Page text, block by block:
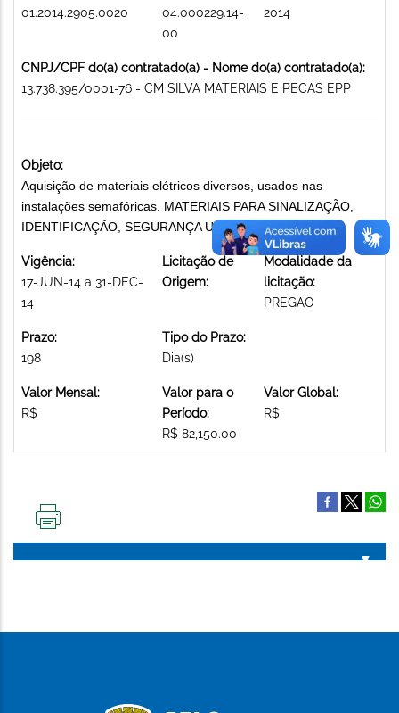
01.2014.2905.0020
04.000229.14-
00
2014
CNPJ/CPF do(a) contratado(a) - Nome do(a) contratado(a):
13.738.395/0001-76 - CM SILVA MATERIAIS E PECAS EPP
Objeto:
Aquisição de materiais elétricos diversos, usados nas
instalações semafóricas. MATERIAIS PARA SINALIZAÇÃO,
IDENTIFICAÇÃO, SEGURANÇA URBANA E AFINS
Vigência:
17-JUN-14 a 31-DEC-
14
Licitação de
Origem:
Modalidade da
licitação:
PREGAO
Prazo:
198
Tipo do Prazo:
Dia(s)
Valor Mensal:
R$
Valor para o
Período:
R$ 82,150.00
Valor Global:
R$
PÁGINA